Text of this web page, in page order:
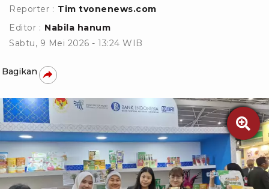
Reporter : Tim tvonenews.com
Editor : Nabila hanum
Sabtu, 9 Mei 2026 - 13:24 WIB
Bagikan
